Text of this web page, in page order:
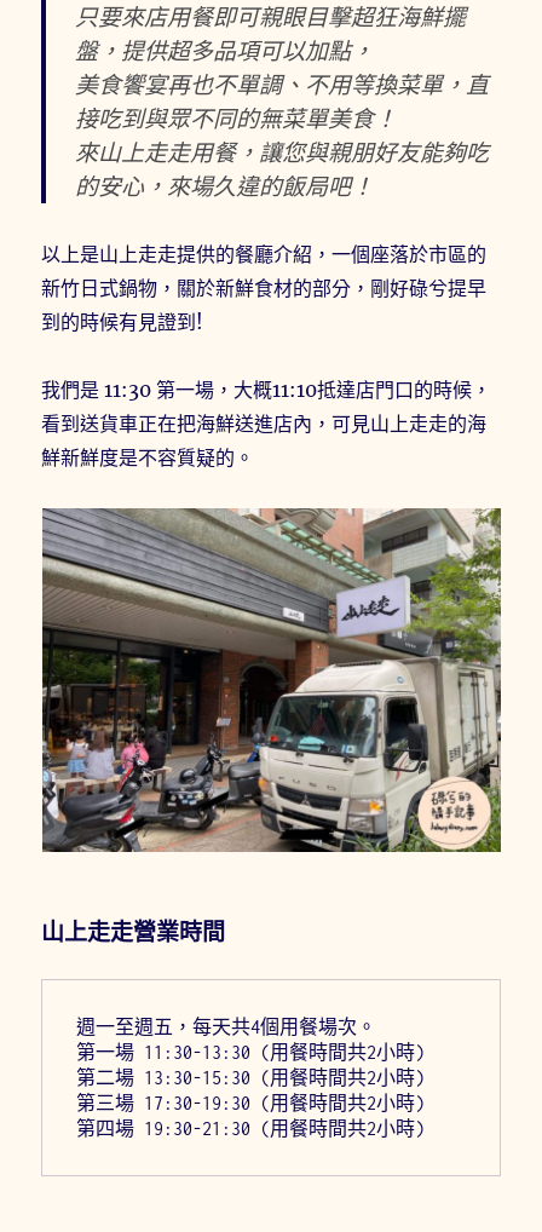
只要來店用餐即可親眼目擊超狂海鮮擺
盤，提供超多品項可以加點，
美食饗宴再也不單調、不用等換菜單，直
接吃到與眾不同的無菜單美食！
來山上走走用餐，讓您與親朋好友能夠吃
的安心，來場久違的飯局吧！
以上是山上走走提供的餐廳介紹，一個座落於市區的
新竹日式鍋物，關於新鮮食材的部分，剛好碌兮提早
到的時候有見證到!
我們是 11:30 第一場，大概11:10抵達店門口的時候，
看到送貨車正在把海鮮送進店內，可見山上走走的海
鮮新鮮度是不容質疑的。
山上走走營業時間
週一至週五，每天共4個用餐場次。
第一場 11:30-13:30 (用餐時間共2小時)
第二場 13:30-15:30 (用餐時間共2小時)
第三場 17:30-19:30 (用餐時間共2小時)
第四場 19:30-21:30 (用餐時間共2小時)